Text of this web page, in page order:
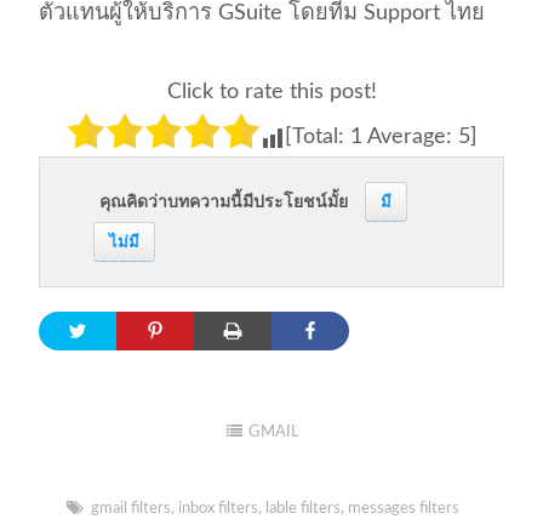
ตัวแทนผู้ให้บริการ GSuite โดยทีม Support ไทย
Click to rate this post!
[Total: 1 Average: 5]
คุณคิดว่าบทความนี้มีประโยชน์มั้ย มี
ไม่มี
GMAIL
gmail filters, inbox filters, lable filters, messages filters